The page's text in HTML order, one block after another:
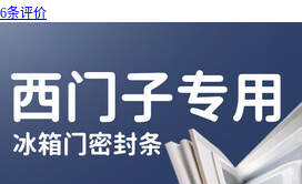
6条评价